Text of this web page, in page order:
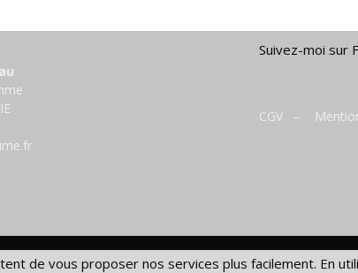
Suivez-moi sur
CGV –
de vous proposer nos services plus facilement. En